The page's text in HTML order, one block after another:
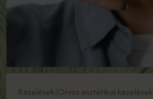
Kezelések|Orvos esztétikai kezelések